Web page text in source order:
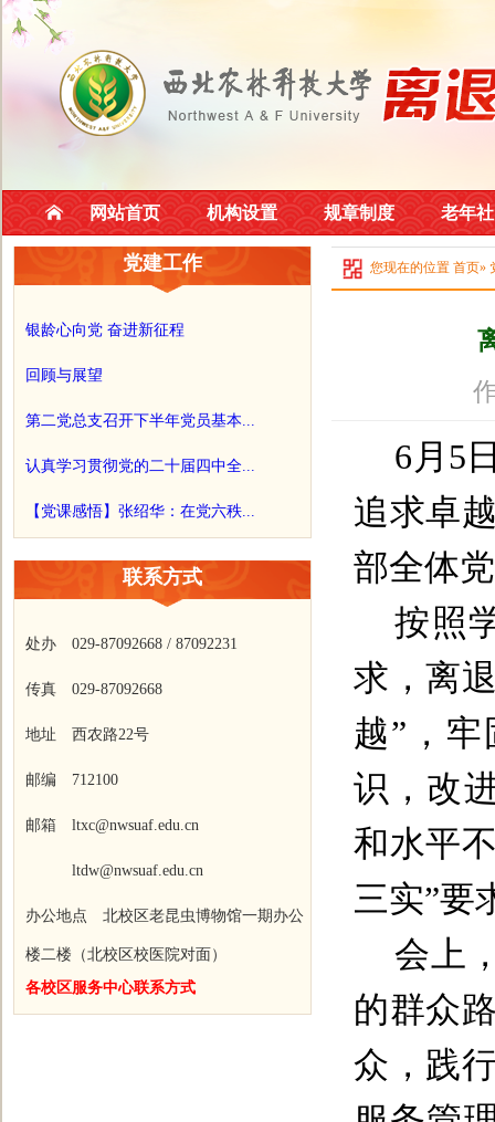
网站首页 机构设置 规章制度 老年
党建工作
银龄心向党 奋进新征程
回顾与展望
第二党总支召开下半年党员基本...
认真学习贯彻党的二十届四中全...
【党课感悟】张绍华：在党六秩...
联系方式
处办 029-87092668 / 87092231
传真 029-87092668
地址 西农路22号
邮编 712100
邮箱 ltxc@nwsuaf.edu.cn
ltdw@nwsuaf.edu.cn
办公地点 北校区老昆虫博物馆一期办公
楼二楼（北校区校医院对面）
各校区服务中心联系方式
您现在的位置 首页»
6月5
追求卓
部全体
按照
求，离
越”，
识，改
和水平
三实”要
会上
的群众
众，践